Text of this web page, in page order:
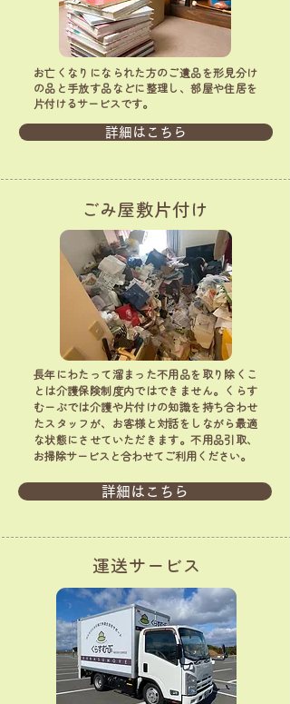
お亡くなりになられた方のご遺品を形見分け
の品と手放す品などに整理し、部屋や住居を
片付けるサービスです。
詳細はこちら
ごみ屋敷片付け
長年にわたって溜まった不用品を取り除くこ
とは介護保険制度内ではできません。くらす
むーぶでは介護や片付けの知識を持ち合わせ
たスタッフが、お客様と対話をしながら最適
な状態にさせていただきます。不用品引取、
お掃除サービスと合わせてご利用ください。
詳細はこちら
運送サービス